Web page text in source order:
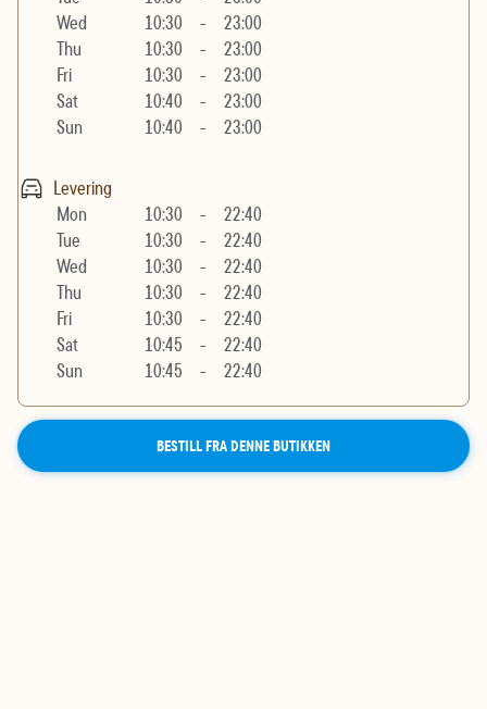
Wed
10:30 -
23:00
Thu
10:30 -
23:00
Fri
10:30 -
23:00
Sat
10:40 -
23:00
Sun
10:40 - 23:00
Levering
Mon
10:30 -
22:40
Tue
10:30 -
22:40
Wed
10:30 -
22:40
Thu
10:30 -
22:40
Fri
10:30 -
22:40
Sat
10:45 -
22:40
Sun
10:45 - 22:40
BESTILL FRA DENNE BUTIKKEN